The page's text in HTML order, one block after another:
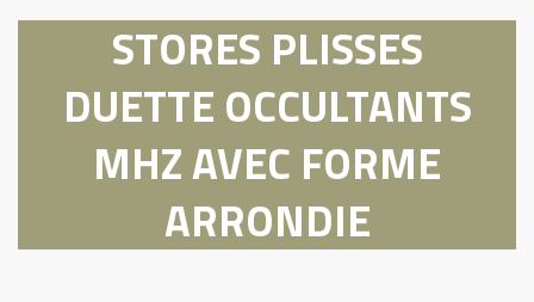
STORES PLISSES
DUETTE OCCULTANTS
MHZ AVEC FORME
ARRONDIE